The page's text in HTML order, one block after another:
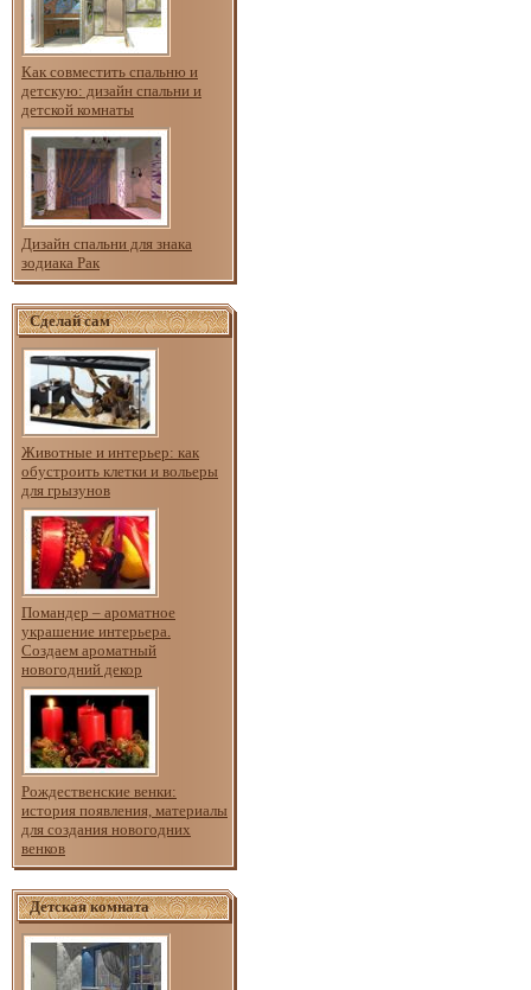
Как совместить спальню и
детскую: дизайн спальни и
детской комнаты
Дизайн спальни для знака
зодиака Рак
Сделай сам
Животные и интерьер: как
обустроить клетки и вольеры
для грызунов
Помандер – ароматное
украшение интерьера.
Создаем ароматный
новогодний декор
Рождественские венки:
история появления, материалы
для создания новогодних
венков
Детская комната